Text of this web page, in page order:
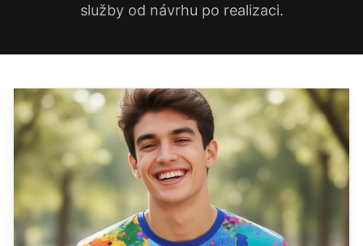
služby od návrhu po realizaci.